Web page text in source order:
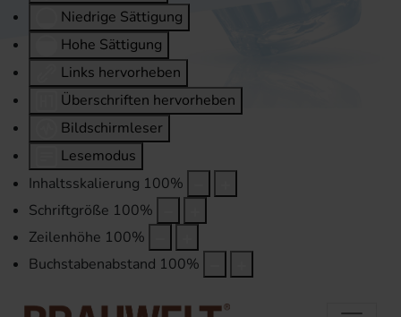
Niedrige Sättigung
Hohe Sättigung
Links hervorheben
Überschriften hervorheben
Bildschirmleser
Lesemodus
Inhaltsskalierung 100%
Schriftgröße 100%
Zeilenhöhe 100%
Buchstabenabstand 100%